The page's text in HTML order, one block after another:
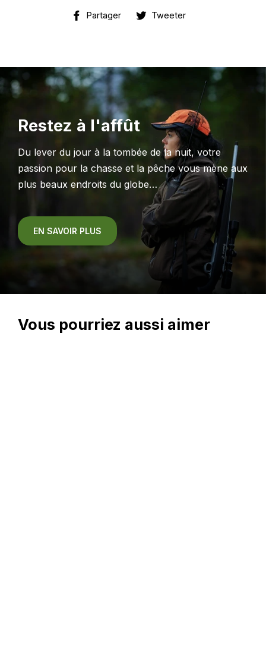
Partager
PartagerTweeter
Restez à l'affût
Du lever du jour à la tombée de la nuit, votre
passion pour la chasse et la pêche vous mène aux
plus beaux endroits du globe…
EN SAVOIR PLUS
Vous pourriez aussi aimer